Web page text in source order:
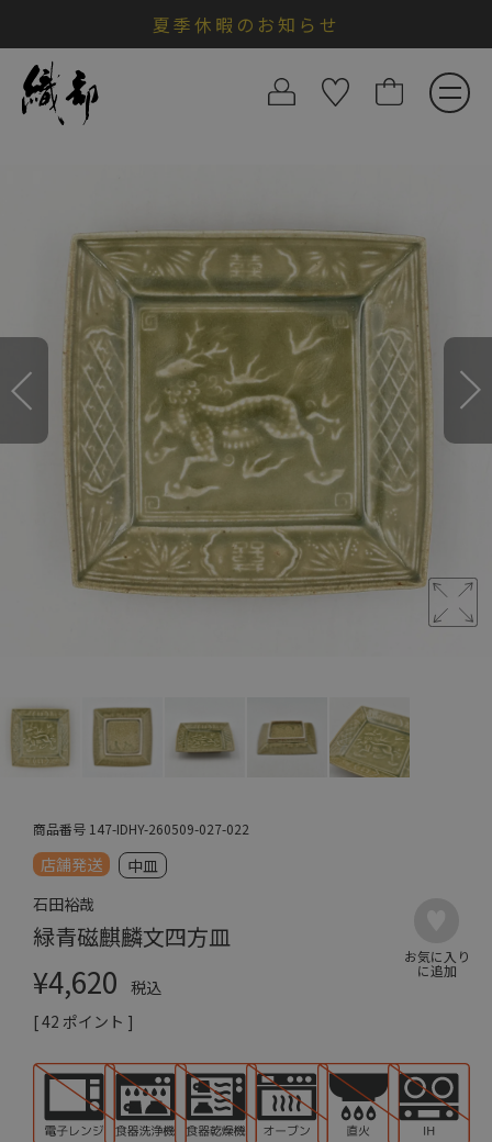
夏季休暇のお知らせ
商品番号 147-IDHY-260509-027-022
店舗発送
中皿
石田裕哉
緑青磁麒麟文四方皿
¥4,620
税込
[42 ポイント ]